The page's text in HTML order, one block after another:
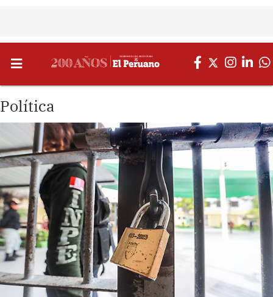
Política